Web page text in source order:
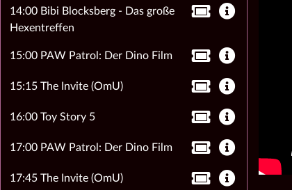
14:00 Bibi Blocksberg - Das große
Hexentreffen
15:00 PAW Patrol: Der Dino Film
15:15 The Invite (OmU)
16:00 Toy Story 5
17:00 PAW Patrol: Der Dino Film
17:45 The Invite (OmU)